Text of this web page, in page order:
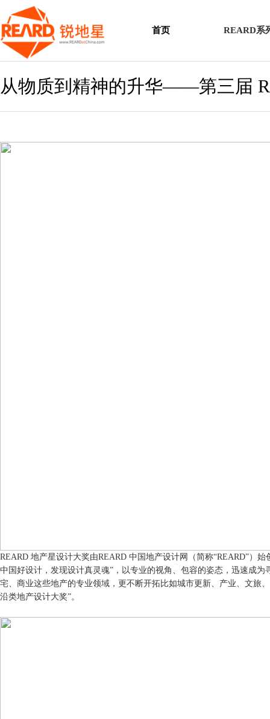
首页 REARD系
从物质到精神的升华——第三届
REARD 地产星设计大奖由REARD 中国地产设计网（简称“REARD”）
中国好设计，发现设计真灵魂”，以专业的视角、包容的姿态，迅速成
宅、商业这些地产的专业领域，更不断开拓比如城市更新、产业、文旅
沿类地产设计大奖”。